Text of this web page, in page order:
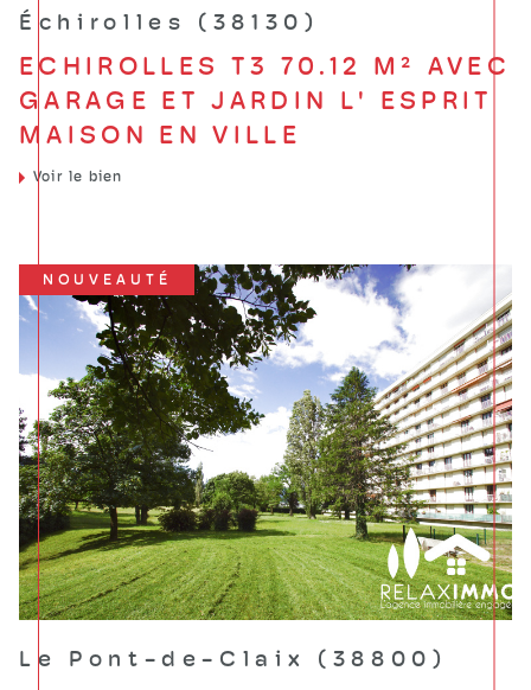
Échirolles (38130)
ECHIROLLES T3 70.12 M² AVEC
GARAGE ET JARDIN L' ESPRIT
MAISON EN VILLE
Voir le bien
NOUVEAUTÉ
Le Pont-de-Claix (38800)